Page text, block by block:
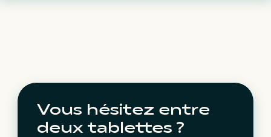
Vous hésitez entre
deux tablettes ?